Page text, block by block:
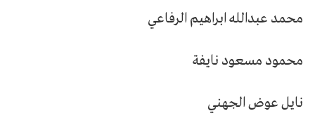
محمد عبدالله ابراهيم الرفاعي
محمود مسعود نايفة
نايل عوض الجهني